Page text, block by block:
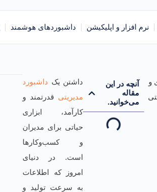
نرم افزار و اپلیکیشن داشبوردهای هوشمند
آنچه در این
مقاله
می‌خوانید.
داشتن یک داشبورد
مدیریتی قدرتمند و
کارآمد، ابزاری
حیاتی برای مدیران
و کسب‌وکارها
است. در دنیای
امروز که اطلاعات
به سرعت تولید و